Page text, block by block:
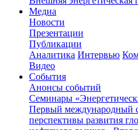
Медиа
Новости
Презентации
Публикации
Аналитика Интервью
Видео
События
Анонсы событий
Семинары
Первый международный
перспективы развития